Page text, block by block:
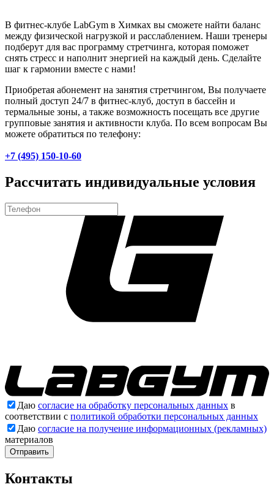
В фитнес-клубе LabGym в Химках вы сможете найти баланс
между физической нагрузкой и расслаблением. Наши тренеры
подберут для вас программу стретчинга, которая поможет
снять стресс и наполнит энергией на каждый день. Сделайте
шаг к гармонии вместе с нами!
Приобретая абонемент на занятия стретчингом, Вы получаете
полный доступ 24/7 в фитнес-клуб, доступ в бассейн и
термальные зоны, а также возможность посещать все другие
групповые занятия и активности клуба. По всем вопросам Вы
можете обратиться по телефону:
+7 (495) 150-10-60
Рассчитать индивидуальные условия
Даю согласие на обработку персональных данных в
соответствии с политикой обработки персональных данных
Даю согласие на получение информационных (рекламных)
материалов
Отправить
Контакты